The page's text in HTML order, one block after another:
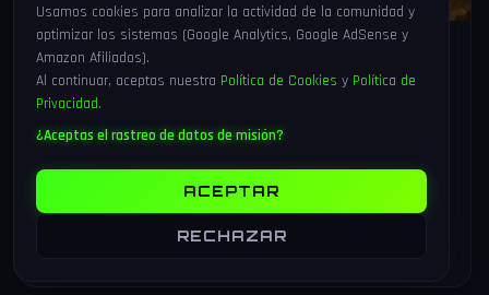
1 Ago 2026 16 min
Elden Ring Tarnished Edition Switch
y guía preorder
Elden Ring Tarnished Edition llega a Nintendo Switch 2 el 28
de agosto de 2026 a 79,99 euros. Analizamos contenido,
rendimiento, precio y dónde reservar.
Usamos cookies para analizar la actividad de la comunidad y
optimizar los sistemas (Google Analytics, Google AdSense y
Amazon Afiliados).
Al continuar, aceptas nuestra Política de Cookies y Política de
Privacidad.
¿Aceptas el rastreo de datos de misión?
ACEPTAR
RECHAZAR